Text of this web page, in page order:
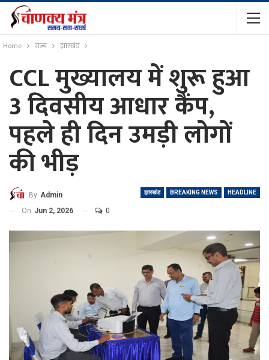
Home राज्य झारखंड
CCL मुख्यालय में शुरू हुआ
3 दिवसीय आधार कैंप,
पहले ही दिन उमड़ी लोगों
की भीड़
झारखंड BREAKING NEWS HEADLINE
By Admin
On Jun 2, 2026 0